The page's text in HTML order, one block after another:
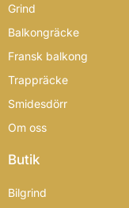
Grind
Balkongräcke
Fransk balkong
Trappräcke
Smidesdörr
Om oss
Butik
Bilgrind